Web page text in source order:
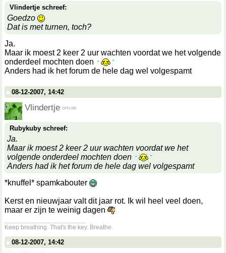
Vlindertje schreef:
Goedzo
Dat is met turnen, toch?
Ja.
Maar ik moest 2 keer 2 uur wachten voordat we het volgende
onderdeel mochten doen
Anders had ik het forum de hele dag wel volgespamt
08-12-2007, 14:42
Vlindertje
Rubykuby schreef:
Ja.
Maar ik moest 2 keer 2 uur wachten voordat we het
volgende onderdeel mochten doen
Anders had ik het forum de hele dag wel volgespamt
*knuffel* spamkabouter
Kerst en nieuwjaar valt dit jaar rot. Ik wil heel veel doen,
maar er zijn te weinig dagen
Keep breathing. That's the key. Breathe.
08-12-2007, 14:42